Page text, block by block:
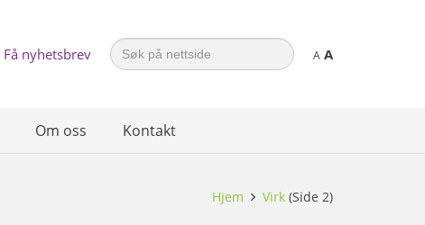
Få nyhetsbrev
Search
for: A A
Om oss Kontakt
Hjem Virk (Side 2)